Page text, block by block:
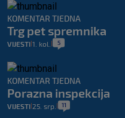
KOMENTAR TJEDNA
Trg pet spremnika
VIJESTI 1. kol. 5
KOMENTAR TJEDNA
Porazna inspekcija
VIJESTI 25. srp. 11